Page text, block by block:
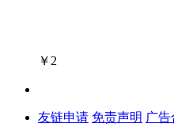
￥2
友链申请 免责声明 广告